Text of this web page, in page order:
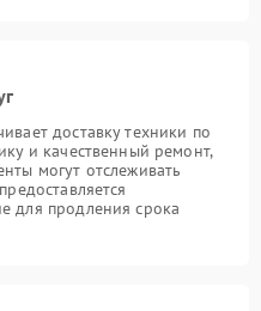
доставку техники по
и качественный ремонт,
могут отслеживать
для продления срока